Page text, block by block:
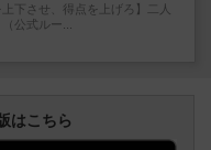
上下させ、得点を上げろ】二人
公式ルー...
はこちら